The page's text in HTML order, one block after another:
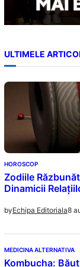
ULTIMELE
HOROSCOP
Zodiile
Dinamicii
byEchipa Editoriala8
MEDICINA ALTERNATIVA
Kombucha: